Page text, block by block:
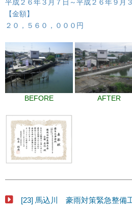
平成２６年３月７日～平成２６年９月
【金額】
２０，５６０，０００円
BEFORE AFTER
[23] 馬込川 豪雨対策緊急整備